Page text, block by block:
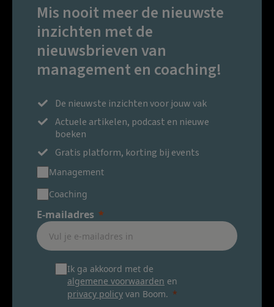
Mis nooit meer de nieuwste
inzichten met de
nieuwsbrieven van
management en coaching!
De nieuwste inzichten voor jouw vak
Actuele artikelen, podcast en nieuwe
boeken
Gratis platform, korting bij events
Management
Coaching
E-mailadres
Ik ga akkoord met de
algemene voorwaarden en
privacy policy van Boom.